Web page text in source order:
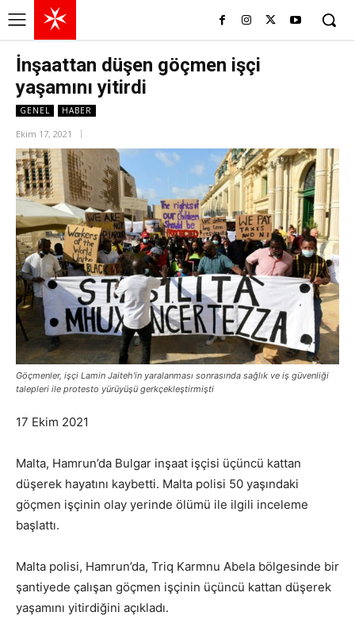
İnşaattan düşen göçmen işçi
yaşamını yitirdi
GENEL HABER
Ekim 17, 2021
Göçmenler, işçi Lamin Jaiteh'in yaralanması sonrasında sağlık ve iş güvenliği
talepleri ile protesto yürüyüşü gerkçekleştirmişti
17 Ekim 2021
Malta, Hamrun’da Bulgar inşaat işçisi üçüncü kattan
düşerek hayatını kaybetti. Malta polisi 50 yaşındaki
göçmen işçinin olay yerinde ölümü ile ilgili inceleme
başlattı.
Malta polisi, Hamrun’da, Triq Karmnu Abela bölgesinde bir
şantiyede çalışan göçmen işçinin üçüncü kattan düşerek
yaşamını yitirdiğini açıkladı.